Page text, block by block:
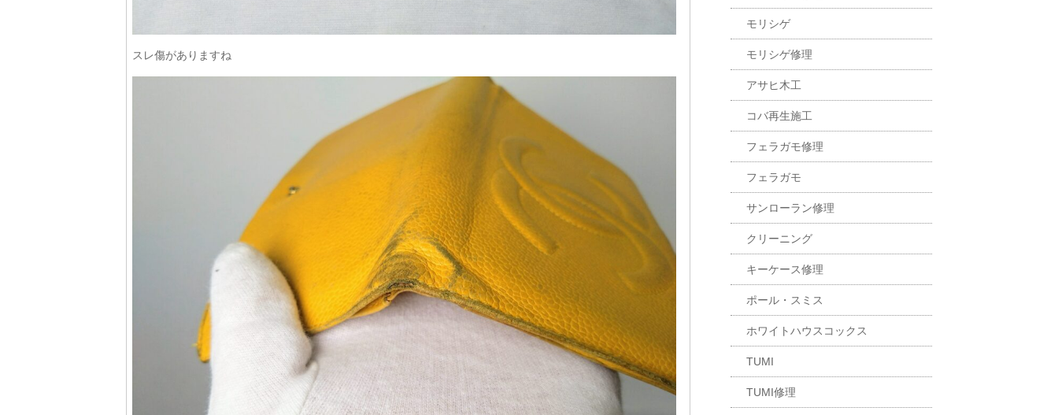
スレ傷がありますね
モリシゲ
モリシゲ修理
アサヒ木工
コバ再生施工
フェラガモ修理
フェラガモ
サンローラン修理
クリーニング
キーケース修理
ポール・スミス
ホワイトハウスコックス
TUMI
TUMI修理